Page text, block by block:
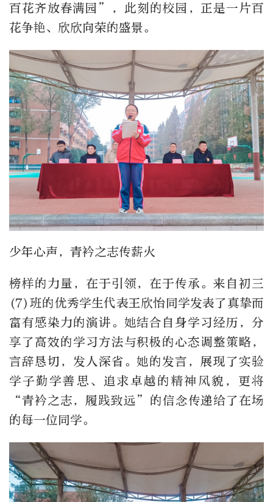
百花齐放春满园”，此刻的校园，正是一片百
花争艳、欣欣向荣的盛景。
少年心声，青衿之志传薪火
榜样的力量，在于引领，在于传承。来自初三
(7)班的优秀学生代表王欣怡同学发表了真挚而
富有感染力的演讲。她结合自身学习经历，分
享了高效的学习方法与积极的心态调整策略，
言辞恳切，发人深省。她的发言，展现了实验
学子勤学善思、追求卓越的精神风貌，更将
“青衿之志，履践致远”的信念传递给了在场
的每一位同学。